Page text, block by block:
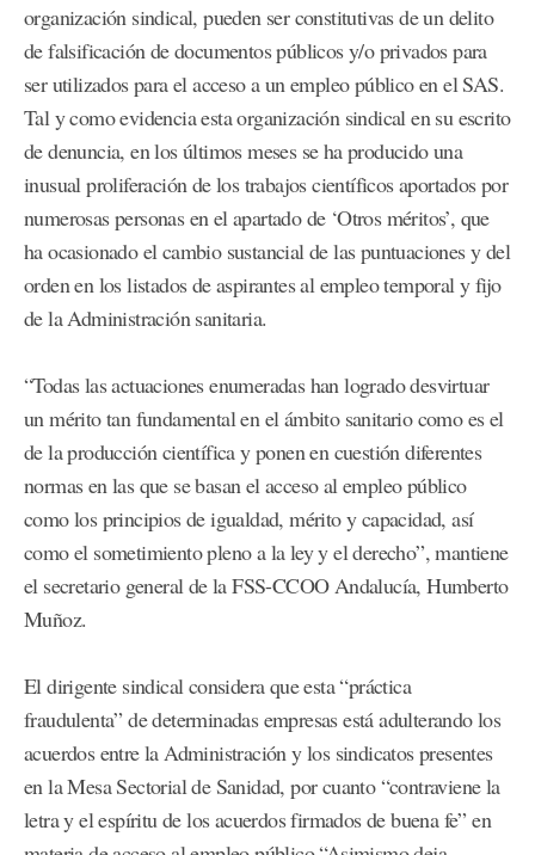
organización sindical, pueden ser constitutivas de un delito
de falsificación de documentos públicos y/o privados para
ser utilizados para el acceso a un empleo público en el SAS.
Tal y como evidencia esta organización sindical en su escrito
de denuncia, en los últimos meses se ha producido una
inusual proliferación de los trabajos científicos aportados por
numerosas personas en el apartado de ‘Otros méritos’, que
ha ocasionado el cambio sustancial de las puntuaciones y del
orden en los listados de aspirantes al empleo temporal y fijo
de la Administración sanitaria.
“Todas las actuaciones enumeradas han logrado desvirtuar
un mérito tan fundamental en el ámbito sanitario como es el
de la producción científica y ponen en cuestión diferentes
normas en las que se basan el acceso al empleo público
como los principios de igualdad, mérito y capacidad, así
como el sometimiento pleno a la ley y el derecho”, mantiene
el secretario general de la FSS-CCOO Andalucía, Humberto
Muñoz.
El dirigente sindical considera que esta “práctica
fraudulenta” de determinadas empresas está adulterando los
acuerdos entre la Administración y los sindicatos presentes
en la Mesa Sectorial de Sanidad, por cuanto “contraviene la
letra y el espíritu de los acuerdos firmados de buena fe” en